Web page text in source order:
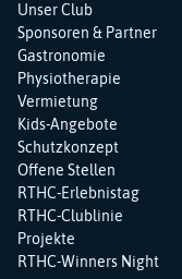
Unser Club
Sponsoren & Partner
Gastronomie
Physiotherapie
Vermietung
Kids-Angebote
Schutzkonzept
Offene Stellen
RTHC-Erlebnistag
RTHC-Clublinie
Projekte
RTHC-Winners Night